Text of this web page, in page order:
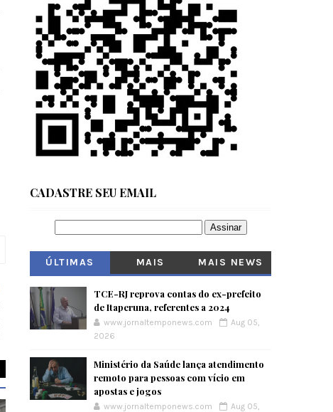
CADASTRE SEU EMAIL
ÚLTIMAS
MAIS
MAIS NEWS
TCE-RJ reprova contas do ex-prefeito
de Itaperuna, referentes a 2024
www.jornaltemponews.com
Aug 05,
2026
Ministério da Saúde lança atendimento
remoto para pessoas com vício em
apostas e jogos
www.jornaltemponews.com
Aug 05,